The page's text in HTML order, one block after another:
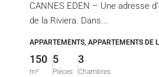
CANNES EDEN – Une adresse
de la Riviera. Dans...
APPARTEMENTS, APPARTEMENTS DE
150
m²
5
Pièces
3
Chambres